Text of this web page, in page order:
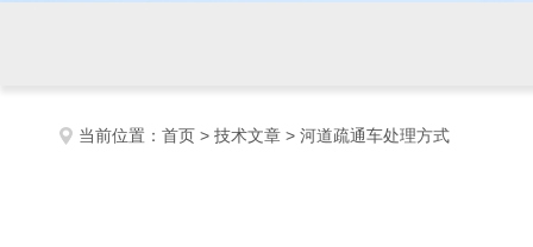
当前位置： 首页 > 技术文章 > 河道疏通车处理方式